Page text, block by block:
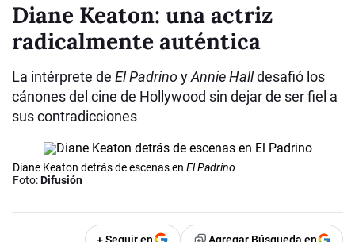
Diane Keaton: una actriz
radicalmente auténtica
La intérprete de El PadrinoyAnnie Halldesafió los
cánones del cine de Hollywood sin dejar de ser fiel a
sus contradicciones
Diane Keaton detrás de escenas en El Padrino
Foto:Difusión